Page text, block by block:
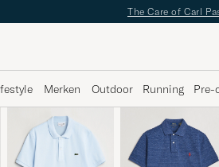
Gratis bezorging vanaf
Merken Outdoor Running Pre-